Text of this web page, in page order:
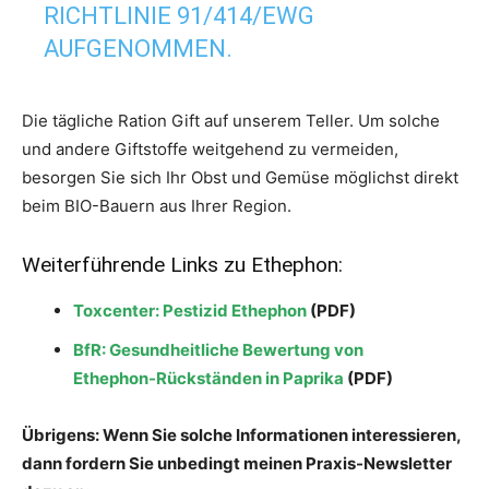
RICHTLINIE 91/414/EWG
AUFGENOMMEN.
Die tägliche Ration Gift auf unserem Teller. Um solche
und andere Giftstoffe weitgehend zu vermeiden,
besorgen Sie sich Ihr Obst und Gemüse möglichst direkt
beim BIO-Bauern aus Ihrer Region.
Weiterführende Links zu Ethephon:
Toxcenter: Pestizid Ethephon (PDF)
BfR: Gesundheitliche Bewertung von
Ethephon-Rückständen in Paprika (PDF)
Übrigens: Wenn Sie solche Informationen interessieren,
dann fordern Sie unbedingt meinen Praxis-Newsletter